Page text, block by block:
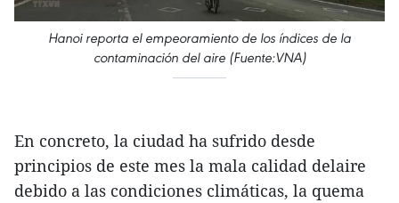
Hanoi reporta el empeoramiento de los índices de la
contaminación del aire (Fuente:VNA)
En concreto, la ciudad ha sufrido desde
principios de este mes la mala calidad delaire
debido a las condiciones climáticas, la quema